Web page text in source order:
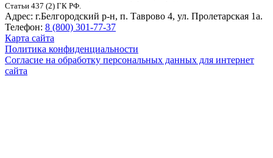
Статьи 437 (2) ГК РФ.
Адрес: г.Белгородский р-н, п. Таврово 4, ул. Пролетарская 1а.
Телефон: 8 (800) 301-77-37
Карта сайта
Политика конфиденциальности
Согласие на обработку персональных данных для интернет
сайта